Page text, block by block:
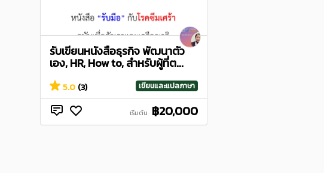
รับเขียนหนังสือธุรกิจ พัฒนาตัว
เอง, HR, How to, สำหรับผู้ที่ต...
5.0 (3) เขียนและแปลภาษา
เริ่มต้น ฿20,000